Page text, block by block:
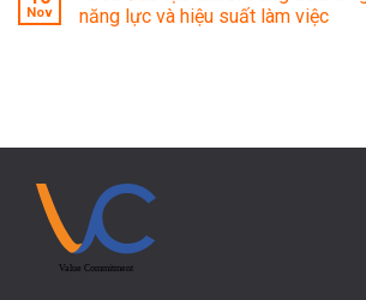
Nov
năng lực và hiệu suất làm việc